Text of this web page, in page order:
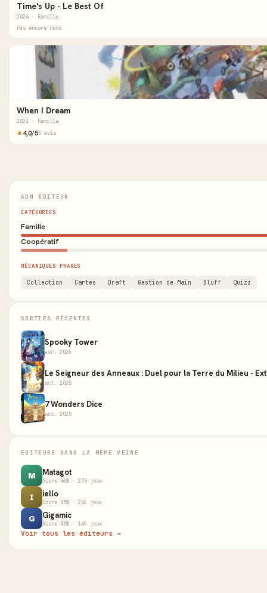
Time's Up - Le Best Of
2024 · Famille
Pas encore noté
When I Dream
2023 · Famille
4,0/53 avis
ADN ÉDITEUR
CATÉGORIES
Famille
Coopératif
MÉCANIQUES PHARES
Collection Cartes Draft Gestion de Main Bluff Quizz
SORTIES RÉCENTES
Spooky Tower
avr. 2026
Le Seigneur des Anneaux : Duel pour la Terre du Milieu -
oct. 2025
7 Wonders Dice
oct. 2025
ÉDITEURS DANS LA MÊME VEINE
M Matagot
Score 86% · 270 jeux
I iello
Score 85% · 246 jeux
G Gigamic
Score 83% · 149 jeux
Voir tous les éditeurs →